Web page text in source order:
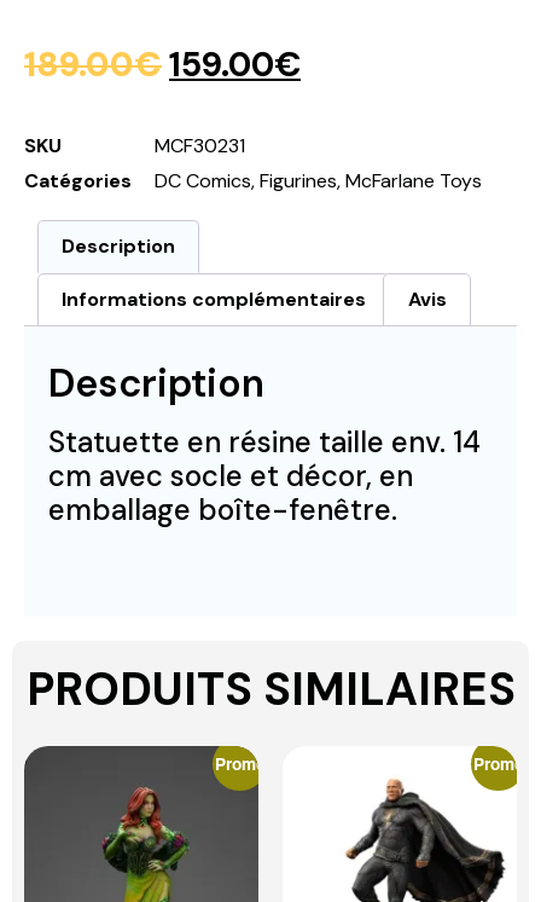
189.00€159.00€
SKU
MCF30231
Catégories
DC Comics,Figurines,McFarlane Toys
Description
Informations complémentaires Avis
Description
Statuette en résine taille env. 14
cm avec socle et décor, en
emballage boîte-fenêtre.
PRODUITS SIMILAIRES
Promo Promo